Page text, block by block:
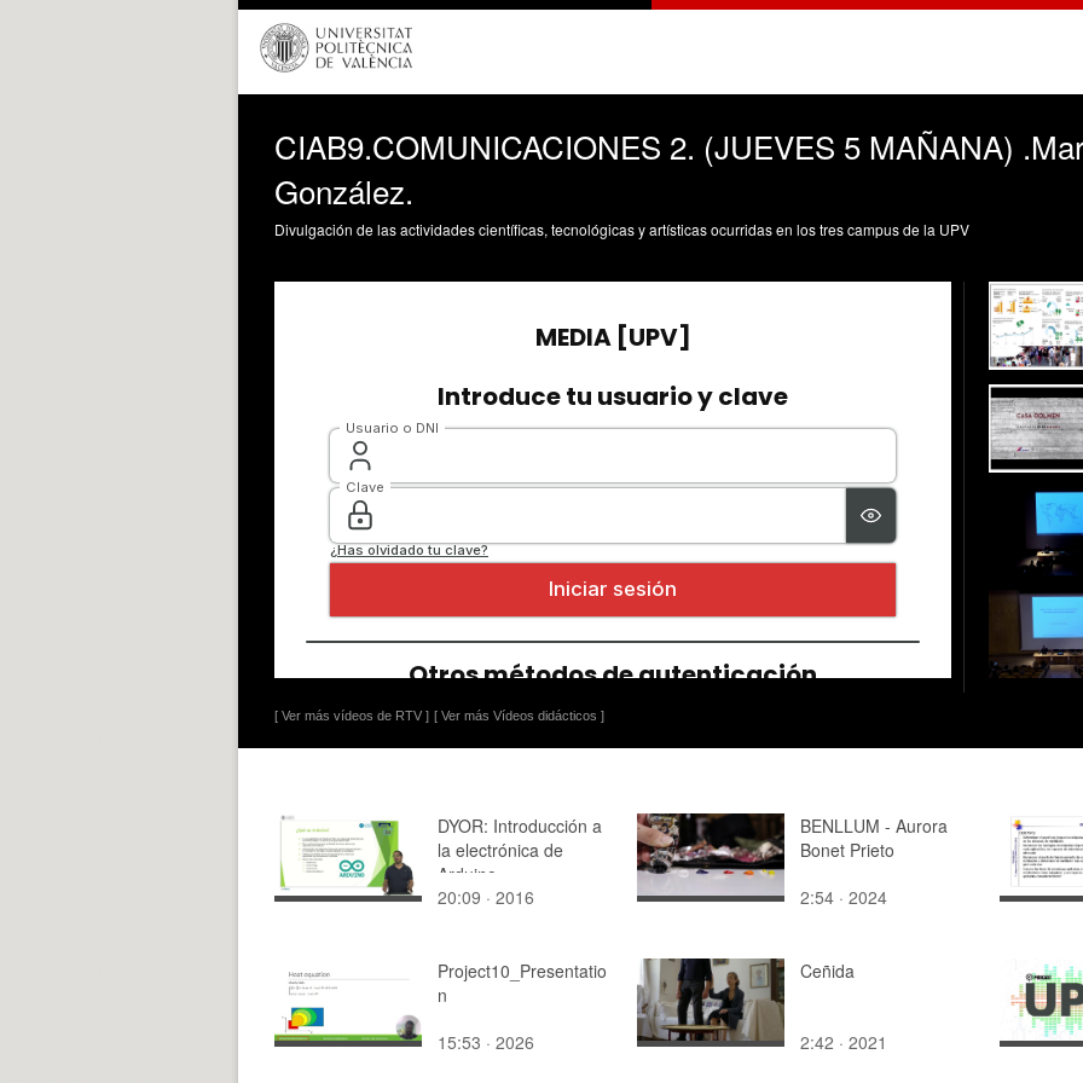
CIAB9.COMUNICACIONES 2. (JUEVES 5 MAÑANA)
González.
Divulgación de las actividades científicas, tecnológicas y artísticas ocurridas en los tres campus de la UPV
[ Ver más vídeos de RTV ] [ Ver más Vídeos didácticos ]
DYOR: Introducción a
la electrónica de
Arduino
20:09 · 2016
BENLLUM - Aurora
Bonet Prieto
2:54 · 2024
Project10_Presentatio
n
15:53 · 2026
Ceñida
2:42 · 2021